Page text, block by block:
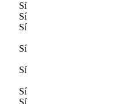
Sí
Sí
Sí
Sí
Sí
Sí